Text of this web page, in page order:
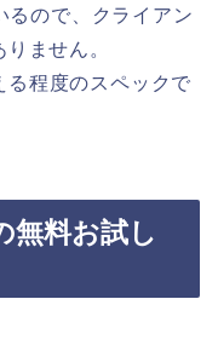
るので、クライアン
ません。
程度のスペックで
無料お試し